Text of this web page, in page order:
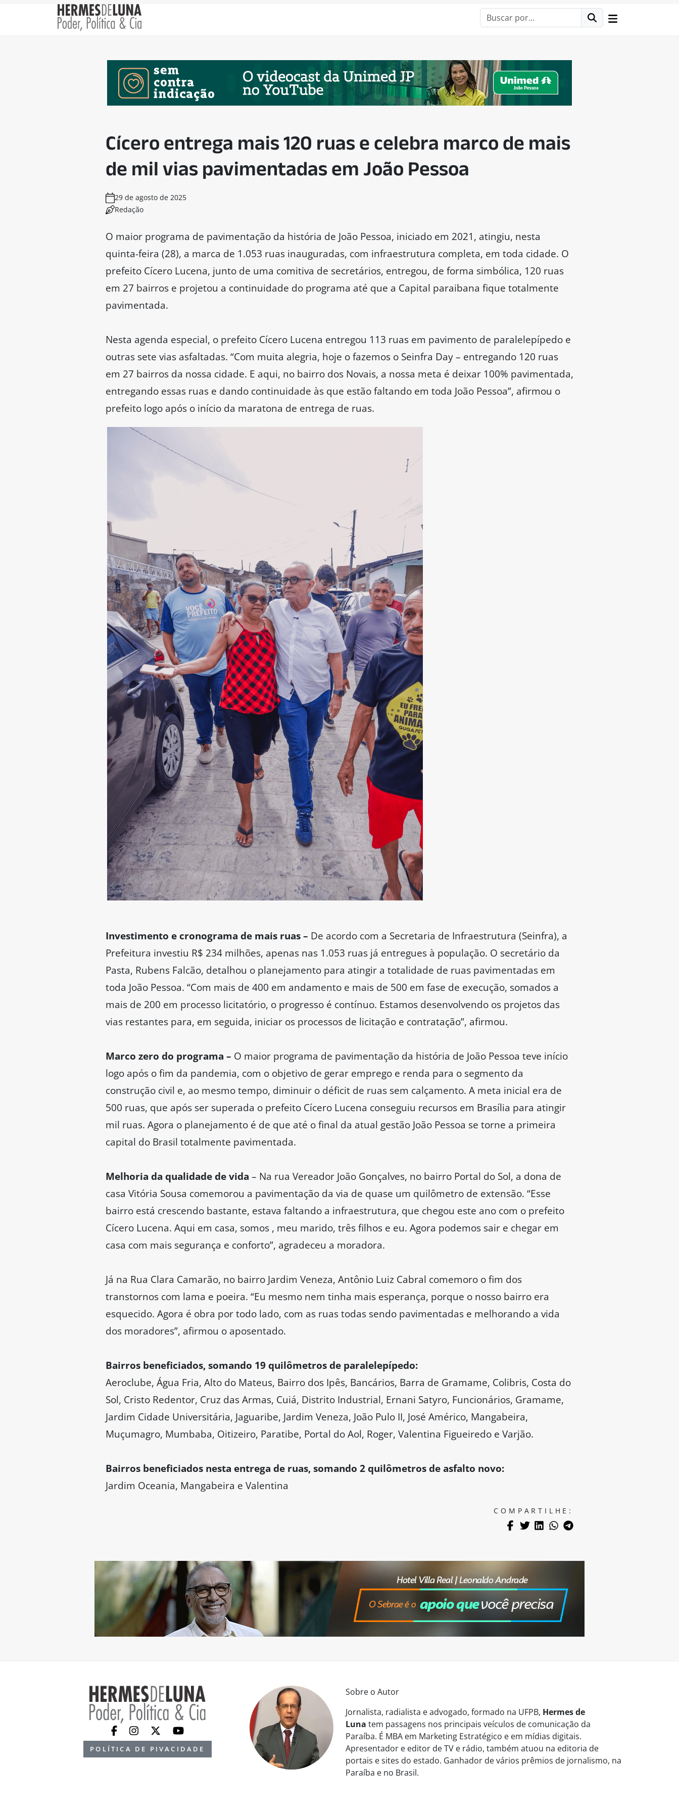
Cícero entrega mais 120 ruas e celebra marco de mais
de mil vias pavimentadas em João Pessoa
29 de agosto de 2025
Redação
O maior programa de pavimentação da história de João Pessoa, iniciado em 2021, atingiu, nesta
quinta-feira (28), a marca de 1.053 ruas inauguradas, com infraestrutura completa, em toda cidade. O
prefeito Cícero Lucena, junto de uma comitiva de secretários, entregou, de forma simbólica, 120 ruas
em 27 bairros e projetou a continuidade do programa até que a Capital paraibana fique totalmente
pavimentada.
Nesta agenda especial, o prefeito Cícero Lucena entregou 113 ruas em pavimento de paralelepípedo e
outras sete vias asfaltadas. “Com muita alegria, hoje o fazemos o Seinfra Day – entregando 120 ruas
em 27 bairros da nossa cidade. E aqui, no bairro dos Novais, a nossa meta é deixar 100% pavimentada,
entregando essas ruas e dando continuidade às que estão faltando em toda João Pessoa”, afirmou o
prefeito logo após o início da maratona de entrega de ruas.
Investimento e cronograma de mais ruas – De acordo com a Secretaria de Infraestrutura (Seinfra), a
Prefeitura investiu R$ 234 milhões, apenas nas 1.053 ruas já entregues à população. O secretário da
Pasta, Rubens Falcão, detalhou o planejamento para atingir a totalidade de ruas pavimentadas em
toda João Pessoa. “Com mais de 400 em andamento e mais de 500 em fase de execução, somados a
mais de 200 em processo licitatório, o progresso é contínuo. Estamos desenvolvendo os projetos das
vias restantes para, em seguida, iniciar os processos de licitação e contratação”, afirmou.
Marco zero do programa – O maior programa de pavimentação da história de João Pessoa teve início
logo após o fim da pandemia, com o objetivo de gerar emprego e renda para o segmento da
construção civil e, ao mesmo tempo, diminuir o déficit de ruas sem calçamento. A meta inicial era de
500 ruas, que após ser superada o prefeito Cícero Lucena conseguiu recursos em Brasília para atingir
mil ruas. Agora o planejamento é de que até o final da atual gestão João Pessoa se torne a primeira
capital do Brasil totalmente pavimentada.
Melhoria da qualidade de vida – Na rua Vereador João Gonçalves, no bairro Portal do Sol, a dona de
casa Vitória Sousa comemorou a pavimentação da via de quase um quilômetro de extensão. “Esse
bairro está crescendo bastante, estava faltando a infraestrutura, que chegou este ano com o prefeito
Cícero Lucena. Aqui em casa, somos , meu marido, três filhos e eu. Agora podemos sair e chegar em
casa com mais segurança e conforto”, agradeceu a moradora.
Já na Rua Clara Camarão, no bairro Jardim Veneza, Antônio Luiz Cabral comemoro o fim dos
transtornos com lama e poeira. “Eu mesmo nem tinha mais esperança, porque o nosso bairro era
esquecido. Agora é obra por todo lado, com as ruas todas sendo pavimentadas e melhorando a vida
dos moradores”, afirmou o aposentado.
Bairros beneficiados, somando 19 quilômetros de paralelepípedo:
Aeroclube, Água Fria, Alto do Mateus, Bairro dos Ipês, Bancários, Barra de Gramame, Colibris, Costa do
Sol, Cristo Redentor, Cruz das Armas, Cuiá, Distrito Industrial, Ernani Satyro, Funcionários, Gramame,
Jardim Cidade Universitária, Jaguaribe, Jardim Veneza, João Pulo II, José Américo, Mangabeira,
Muçumagro, Mumbaba, Oitizeiro, Paratibe, Portal do Aol, Roger, Valentina Figueiredo e Varjão.
Bairros beneficiados nesta entrega de ruas, somando 2 quilômetros de asfalto novo:
Jardim Oceania, Mangabeira e Valentina
COMPARTILHE:
POLÍTICA DE PIVACIDADE
Sobre o Autor
Jornalista, radialista e advogado, formado na UFPB, Hermes de
Luna tem passagens nos principais veículos de comunicação da
Paraíba. É MBA em Marketing Estratégico e em mídias digitais.
Apresentador e editor de TV e rádio, também atuou na editoria de
portais e sites do estado. Ganhador de vários prêmios de jornalismo, na
Paraíba e no Brasil.